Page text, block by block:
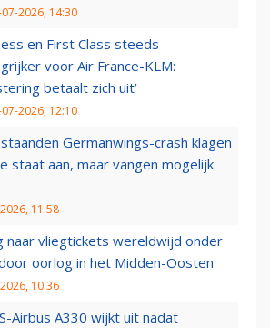
2026, 14:30
en First Class steeds
voor Air France-KLM:
betaalt zich uit’
2026, 12:10
Germanwings-crash klagen
staat aan, maar vangen mogelijk
11:58
naar vliegtickets wereldwijd onder
oorlog in het Midden-Oosten
10:36
Airbus A330 wijkt uit nadat